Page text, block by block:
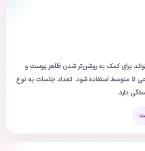
برای کمک به روشن‌تر شدن ظاهر پوست و
تا متوسط استفاده شود. تعداد جلسات به نوع
دارد.